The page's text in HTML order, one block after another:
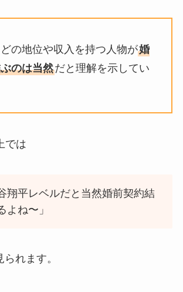
の地位や収入を持つ人物が婚
のは当然だと理解を示してい
では
翔平レベルだと当然婚前契約結
よね〜」
れます。